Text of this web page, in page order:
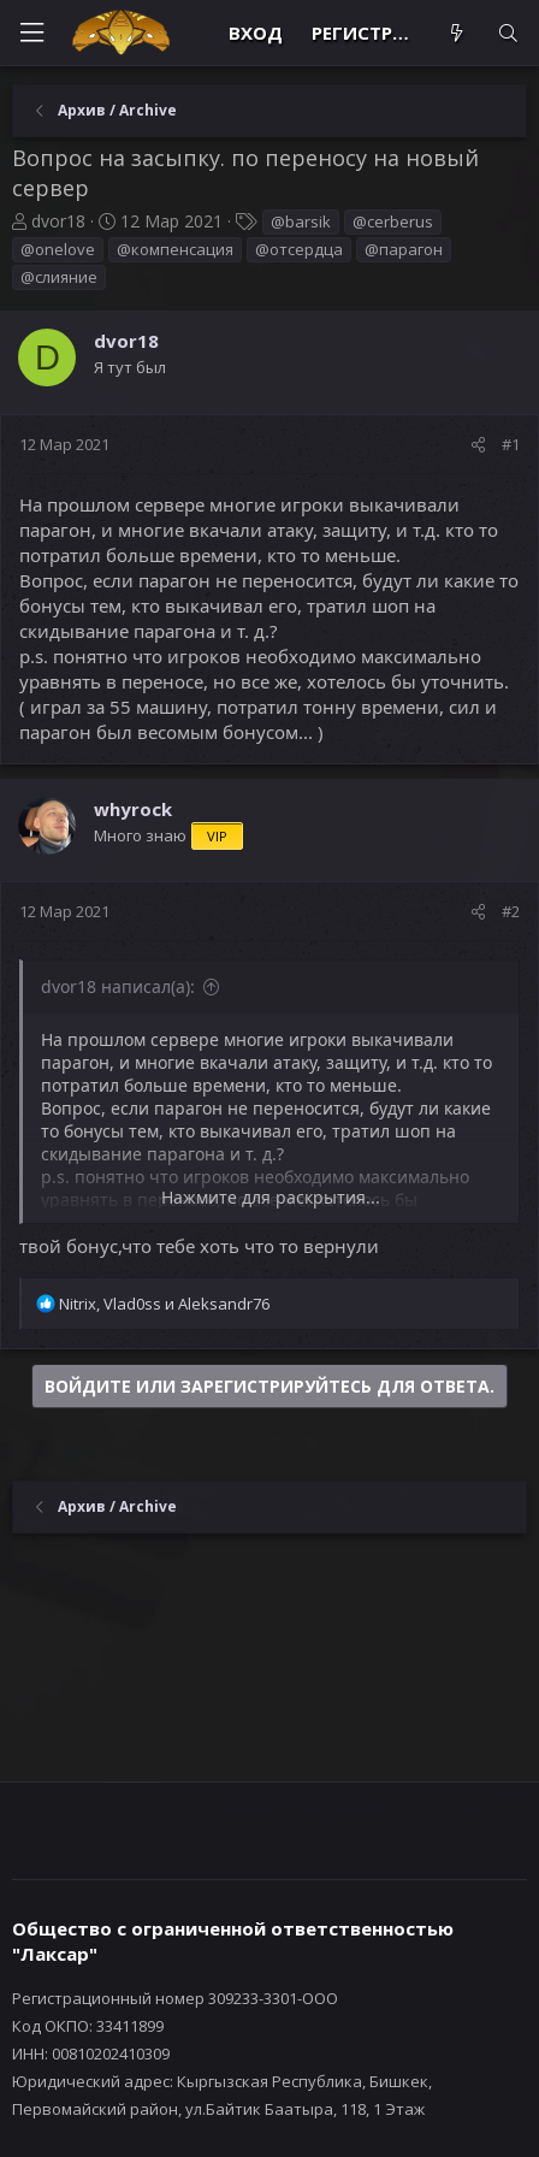
ВХОД РЕГИСТРАЦИЯ
Архив / Archive
Вопрос на засыпку. по переносу на новый
сервер
А
в
о
т
м
dvor18
Д
а
а
а
12 Мар 2021
е
@barsik
@cerberus
@onelove
@компенсация @отсердца
@парагон
@слияние
D dvor18
Я тут был
12 Мар 2021 #1
На прошлом сервере многие игроки выкачивали
парагон, и многие вкачали атаку, защиту, и т.д. кто то
потратил больше времени, кто то меньше.
Вопрос, если парагон не переносится, будут ли какие то
бонусы тем, кто выкачивал его, тратил шоп на
скидывание парагона и т. д.?
p.s. понятно что игроков необходимо максимально
уравнять в переносе, но все же, хотелось бы уточнить.
( играл за 55 машину, потратил тонну времени, сил и
парагон был весомым бонусом... )
whyrock
Много знаю VIP
12 Мар 2021 #2
dvor18 написал(а):
На прошлом сервере многие игроки выкачивали
парагон, и многие вкачали атаку, защиту, и т.д. кто то
потратил больше времени, кто то меньше.
Вопрос, если парагон не переносится, будут ли какие
то бонусы тем, кто выкачивал его, тратил шоп на
скидывание парагона и т. д.?
p.s. понятно что игроков необходимо максимально
уравнять в переносе, но все же, хотелось бы
( играл за 55 машину, потратил тонну времени, сил и
Нажмите для раскрытия...
твой бонус,что тебе хоть что то вернули
Р
а
к
ц
и
Nitrix Vlad0ss и Aleksandr76
ВОЙДИТЕ ИЛИ ЗАРЕГИСТРИРУЙТЕСЬ ДЛЯ ОТВЕТА.
Архив / Archive
Общество с ограниченной ответственностью
"Лаксар"
Регистрационный номер 309233-3301-ООО
Код ОКПО: 33411899
ИНН: 00810202410309
Юридический адрес: Кыргызская Республика, Бишкек,
Первомайский район, ул.Байтик Баатыра, 118, 1 Этаж